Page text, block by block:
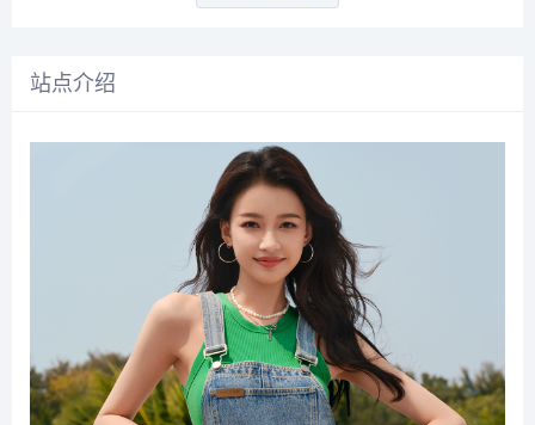
站点介绍